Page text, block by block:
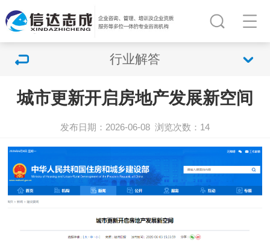
行业解答
城市更新开启房地产发展新空间
发布日期：2026-06-08 浏览次数： 14